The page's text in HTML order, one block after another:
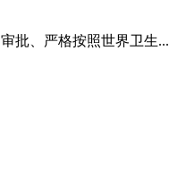
批、严格按照世界卫生...